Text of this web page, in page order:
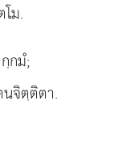
ม.
กมํ;
จิตฺติตา.